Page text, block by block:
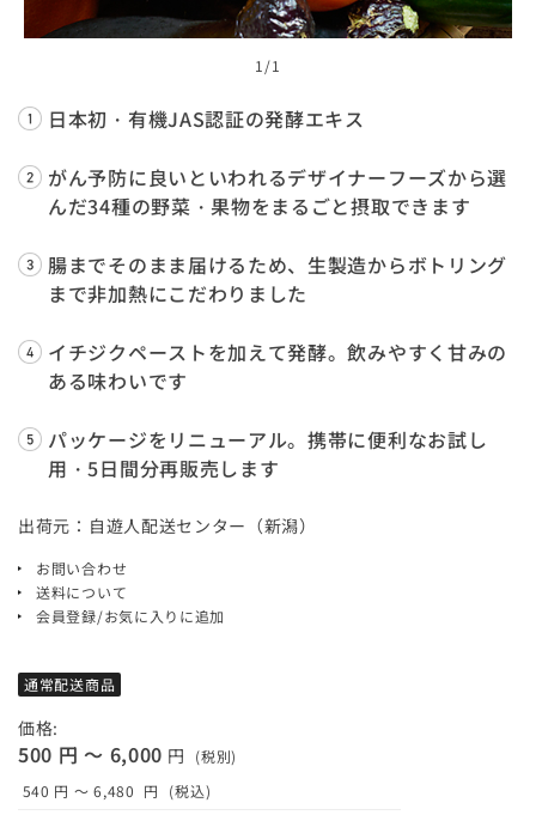
1 /1
日本初・有機JAS認証の発酵エキス
がん予防に良いといわれるデザイナーフーズから選
んだ34種の野菜・果物をまるごと摂取できます
腸までそのまま届けるため、生製造からボトリング
まで非加熱にこだわりました
イチジクペーストを加えて発酵。飲みやすく甘みの
ある味わいです
パッケージをリニューアル。携帯に便利なお試し
用・5日間分再販売します
出荷元：自遊人配送センター（新潟）
お問い合わせ
送料について
会員登録/お気に入りに追加
通常配送商品
価格:
500 円 ～ 6,000 円
(税別)
540 円 ～ 6,480 円 (税込)